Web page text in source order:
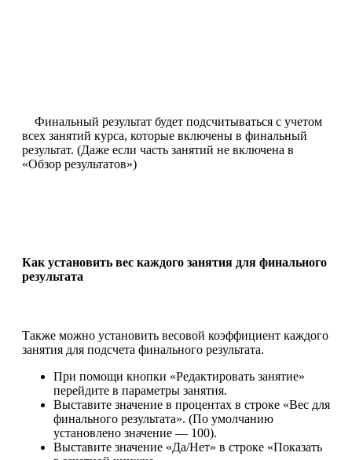
Финальный результат будет подсчитываться с учетом
всех занятий курса, которые включены в финальный
результат. (Даже если часть занятий не включена в
«Обзор результатов»)
Как установить вес каждого занятия для финального
результата
Также можно установить весовой коэффициент каждого
занятия для подсчета финального результата.
При помощи кнопки «Редактировать занятие»
перейдите в параметры занятия.
Выставите значение в процентах в строке «Вес для
финального результата». (По умолчанию
установлено значение — 100).
Выставите значение «Да/Нет» в строке «Показать